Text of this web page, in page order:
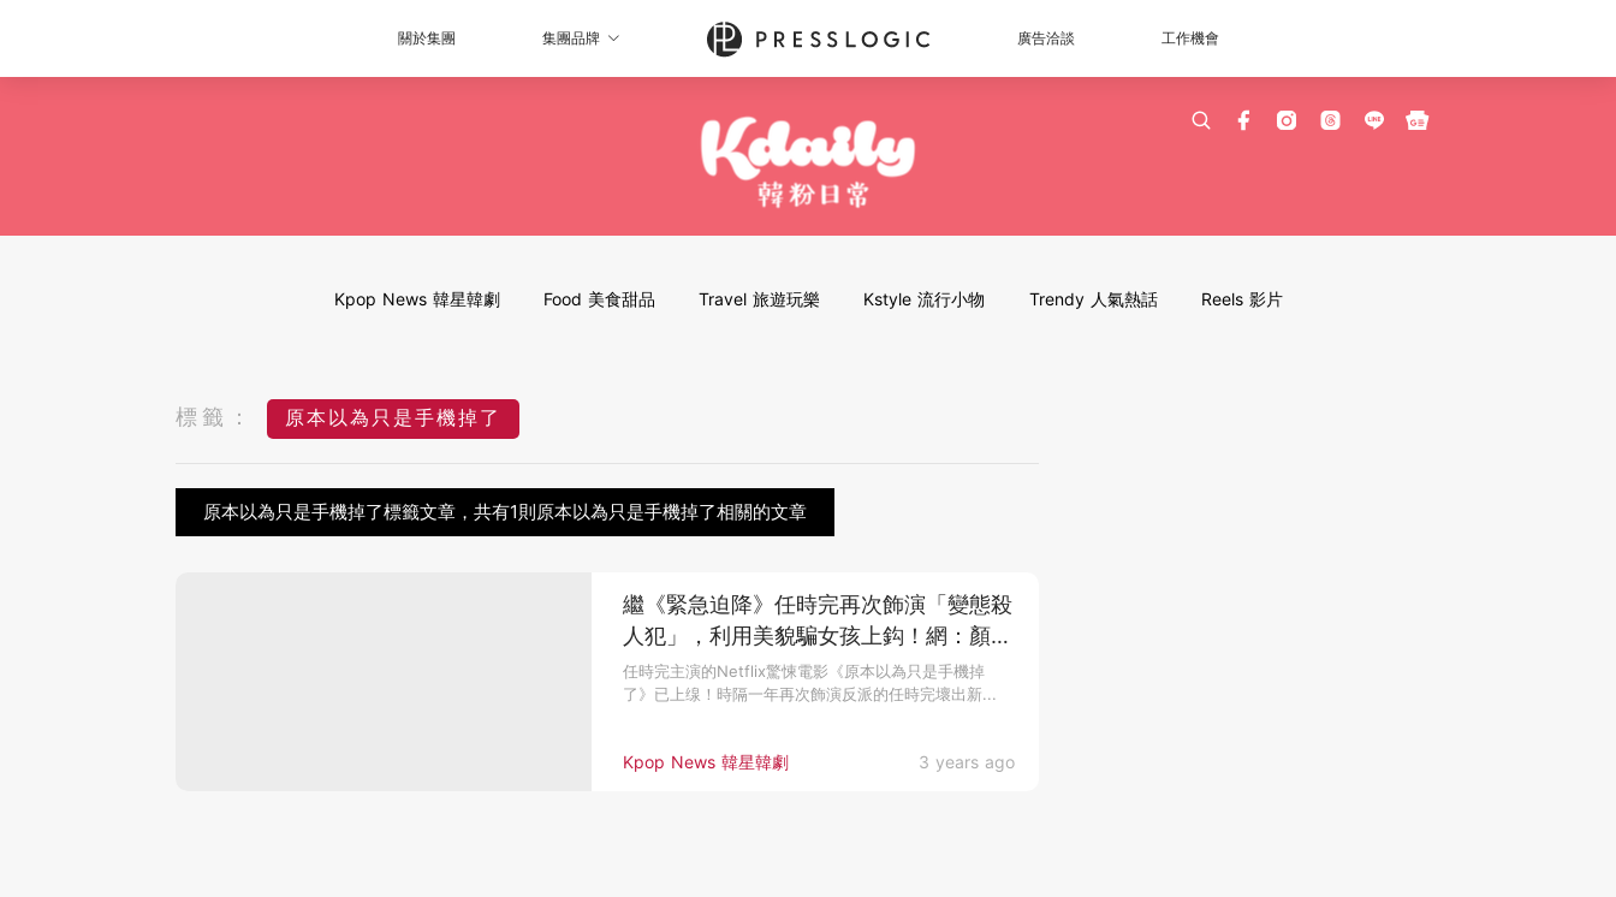
關於集團 集團品牌 廣告洽談 工作機會
Kpop News 韓星韓劇 Food 美食甜品 Travel 旅遊玩樂 Kstyle 流行小物 Trendy 人氣熱話 Reels 影片
標籤： 原本以為只是手機掉了
原本以為只是手機掉了標籤文章，共有1則原本以為只是手機掉了相關的文章
Kpop News 韓星韓劇 3 years ago
繼《緊急迫降》任時完再次飾演「變態殺
人犯」，利用美貌騙女孩上鈎！網：顏控
的我是不是完蛋了
任時完主演的Netflix驚悚電影《原本以為只是手機掉
了》已上缐！時隔一年再次飾演反派的任時完壞出新...